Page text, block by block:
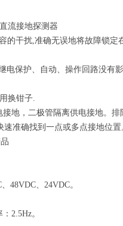
流接地探测器
的干扰,准确无误地将故障锁定
电保护、自动、操作回路没有
换钳子.
地，二极管隔离供电接地。排
速准确找到一点或多点接地位置
48VDC、24VDC。
：2.5Hz。